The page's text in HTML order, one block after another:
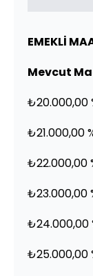
EMEKLİ
Mevcut
₺20.000,00
₺21.000,00
₺22.000,00
₺23.000,00
₺24.000,00
₺25.000,00